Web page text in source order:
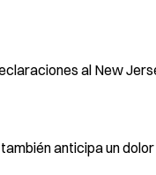
al New
anticipa un